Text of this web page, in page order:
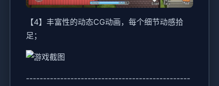
【4】丰富性的动态CG动画，每个细节动感拾
足；
------------------------------------------------